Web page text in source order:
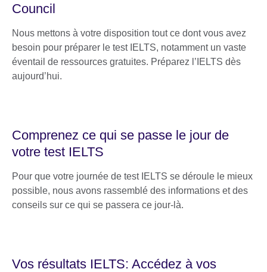
Council
Nous mettons à votre disposition tout ce dont vous avez
besoin pour préparer le test IELTS, notamment un vaste
éventail de ressources gratuites. Préparez l’IELTS dès
aujourd’hui.
Comprenez ce qui se passe le jour de
votre test IELTS
Pour que votre journée de test IELTS se déroule le mieux
possible, nous avons rassemblé des informations et des
conseils sur ce qui se passera ce jour-là.
Vos résultats IELTS: Accédez à vos